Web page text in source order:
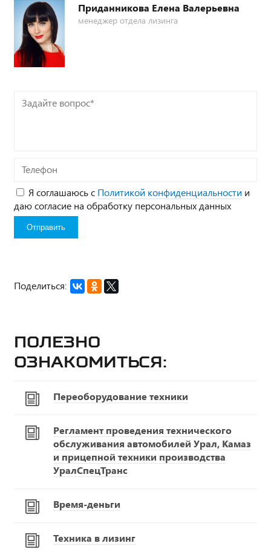
Приданникова Елена Валерьевна
менеджер отдела лизинга
Задайте
вопрос*
Телефон
Я соглашаюсь с Политикой конфиденциальности и
даю согласие на обработку персональных данных
Поделиться:
Полезно
ознакомиться:
Переоборудование техники
Регламент проведения технического
обслуживания автомобилей Урал, Камаз
и прицепной техники производства
УралСпецТранс
Время-деньги
Техника в лизинг